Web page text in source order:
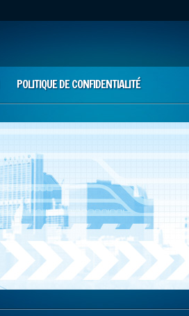
POLITIQUE DE CONFIDENTIALITÉ